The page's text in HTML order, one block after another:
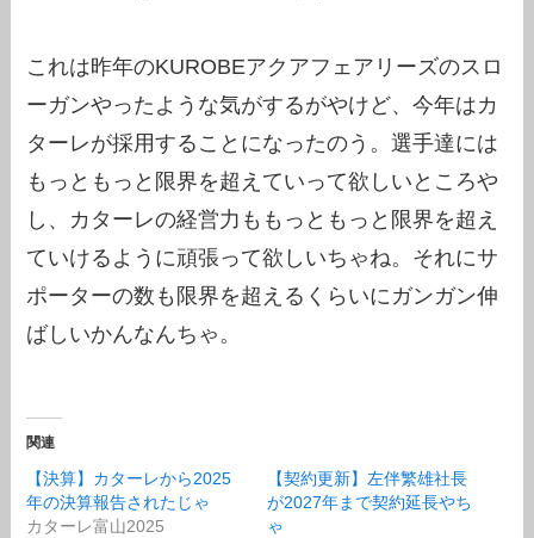
これは昨年のKUROBEアクアフェアリーズのスロ
ーガンやったような気がするがやけど、今年はカ
ターレが採用することになったのう。選手達には
もっともっと限界を超えていって欲しいところや
し、カターレの経営力ももっともっと限界を超え
ていけるように頑張って欲しいちゃね。それにサ
ポーターの数も限界を超えるくらいにガンガン伸
ばしいかんなんちゃ。
関連
【決算】カターレから2025
年の決算報告されたじゃ
カターレ富山2025
【契約更新】左伴繁雄社長
が2027年まで契約延長やち
ゃ